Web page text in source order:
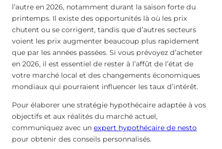
l’autre en 2026, notamment durant la saison forte du
printemps. Il existe des opportunités là où les prix
chutent ou se corrigent, tandis que d’autres secteurs
voient les prix augmenter beaucoup plus rapidement
que par les années passées. Si vous prévoyez d’acheter
en 2026, il est essentiel de rester à l’affût de l’état de
votre marché local et des changements économiques
mondiaux qui pourraient influencer les taux d’intérêt.
Pour élaborer une stratégie hypothécaire adaptée à vos
objectifs et aux réalités du marché actuel,
communiquez avec un expert hypothécaire de nesto
pour obtenir des conseils personnalisés.